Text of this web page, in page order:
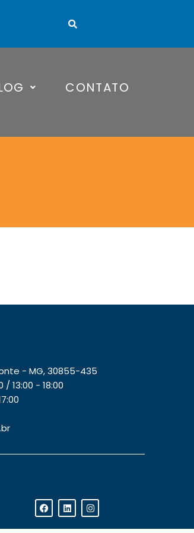
CONTATO
- MG, 30855-435
13:00 - 18:00
F
a
c
e
L
i
n
k
I
n
s
t